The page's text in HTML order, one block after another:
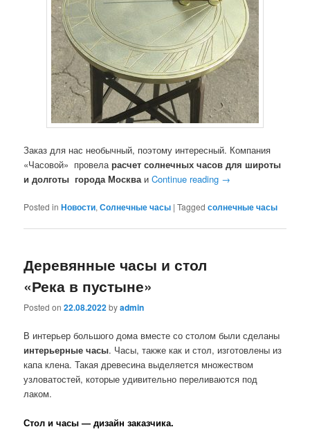
Заказ для нас необычный, поэтому интересный. Компания
«Часовой» провеларасчет солнечных часов для широты
и долготы города МоскваиContinue reading →
Posted in Новости,Солнечные часы |Tagged солнечные часы
Деревянные часы и стол
«Река в пустыне»
Posted on22.08.2022byadmin
В интерьер большого дома вместе со столом были сделаны
интерьерные часы. Часы, также как и стол, изготовлены из
капа клена. Такая древесина выделяется множеством
узловатостей, которые удивительно переливаются под
лаком.
Стол и часы — дизайн заказчика.